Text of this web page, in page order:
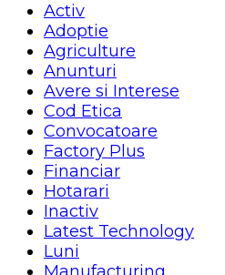
Activ
Adoptie
Agriculture
Anunturi
Avere si Interese
Cod Etica
Convocatoare
Factory Plus
Financiar
Hotarari
Inactiv
Latest Technology
Luni